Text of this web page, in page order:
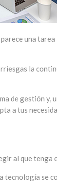
una tarea
la
de gestión y,
a tus
al que
se